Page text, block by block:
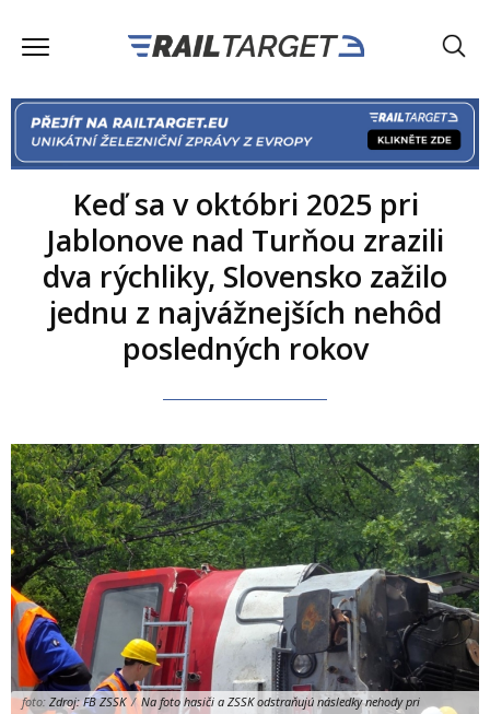
Keď sa v októbri 2025 pri
Jablonove nad Turňou zrazili
dva rýchliky, Slovensko zažilo
jednu z najvážnejších nehôd
posledných rokov
foto: Zdroj: FB ZSSK / Na foto hasiči a ZSSK odstraňujú následky nehody pri